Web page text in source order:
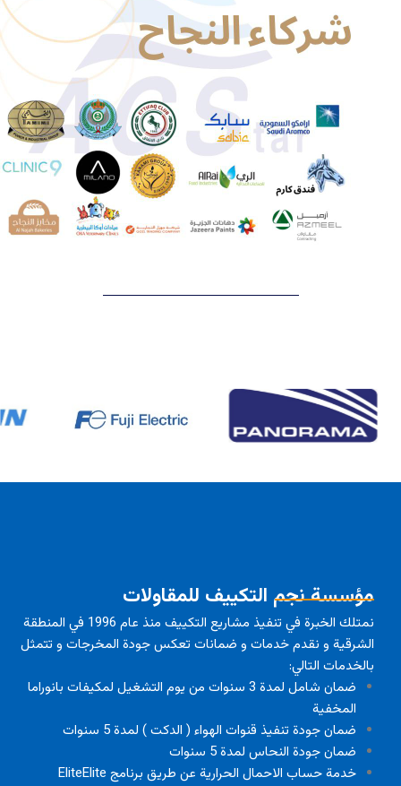
مؤسسة نجم التكييف للمقاولات
نمتلك الخبرة في تنفيذ مشاريع التكييف منذ عام 1996 في المنطقة
الشرقية و نقدم خدمات و ضمانات تعكس جودة المخرجات و تتمثل
بالخدمات التالي:
ضمان شامل لمدة 3 سنوات من يوم التشغيل لمكيفات بانوراما
المخفية
ضمان جودة تنفيذ قنوات الهواء ( الدكت ) لمدة 5 سنوات
ضمان جودة النحاس لمدة 5 سنوات
خدمة حساب الاحمال الحرارية عن طريق برنامج EliteElite